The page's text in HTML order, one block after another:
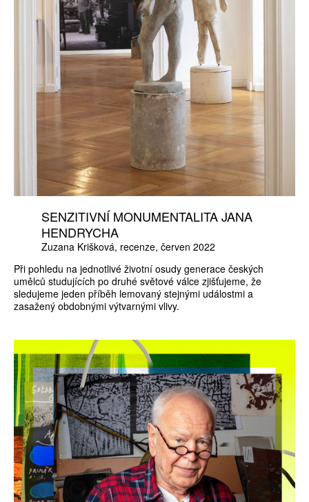
SENZITIVNÍ MONUMENTALITA JANA
HENDRYCHA
Zuzana Krišková recenze červen 2022
Při pohledu na jednotlivé životní osudy generace českých
umělců studujících po druhé světové válce zjišťujeme, že
sledujeme jeden příběh lemovaný stejnými událostmi a
zasažený obdobnými výtvarnými vlivy.